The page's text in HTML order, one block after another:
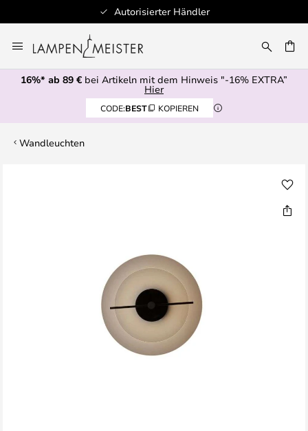
Autorisierter Händler
Inhalt
springen
16%* ab 89 € bei Artikeln mit dem Hinweis "-16% EXTRA”
Hier
CODE:BEST KOPIEREN
Wandleuchten